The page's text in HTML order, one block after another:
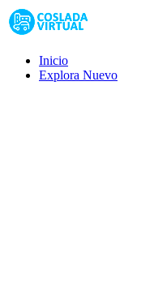
Inicio
Explora Nuevo